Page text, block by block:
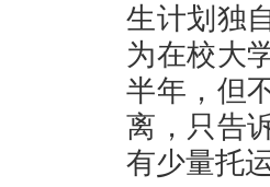
生计划独
为在校大
半年，但
离，只告
有少量托